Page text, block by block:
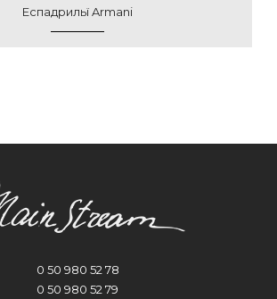
Еспадрильї Armani
0 50 980 52 78
0 50 980 52 79